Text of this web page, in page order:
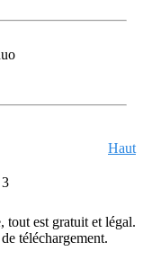
Haut
tout est gratuit et légal.
téléchargement.